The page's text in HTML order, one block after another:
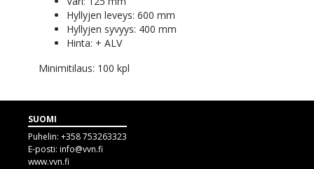
Hyllyjen leveys: 600 mm
Hyllyjen syvyys: 400 mm
Hinta: + ALV
Minimitilaus: 100 kpl
SUOMI
Puhelin: +358 753263323
E-posti: info@vvn.fi
www.vvn.fi